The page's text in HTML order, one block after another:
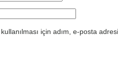
için adım, e-posta